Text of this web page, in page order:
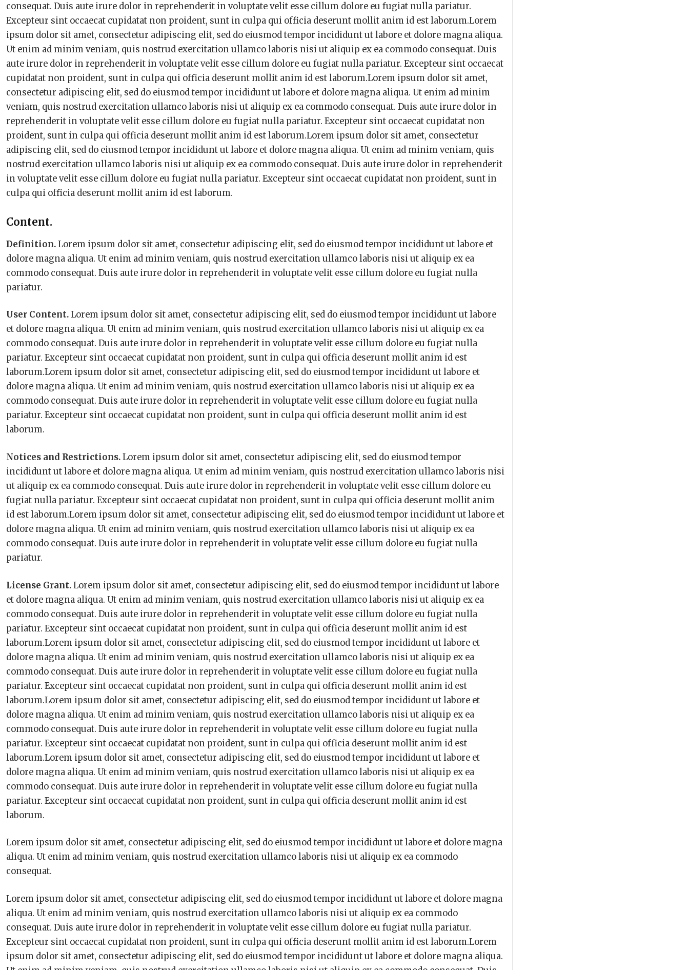
consequat. Duis aute irure dolor in reprehenderit in voluptate velit esse cillum dolore eu fugiat nulla pariatur.
Excepteur sint occaecat cupidatat non proident, sunt in culpa qui officia deserunt mollit anim id est laborum.Lorem
ipsum dolor sit amet, consectetur adipiscing elit, sed do eiusmod tempor incididunt ut labore et dolore magna aliqua.
Ut enim ad minim veniam, quis nostrud exercitation ullamco laboris nisi ut aliquip ex ea commodo consequat. Duis
aute irure dolor in reprehenderit in voluptate velit esse cillum dolore eu fugiat nulla pariatur. Excepteur sint occaecat
cupidatat non proident, sunt in culpa qui officia deserunt mollit anim id est laborum.Lorem ipsum dolor sit amet,
consectetur adipiscing elit, sed do eiusmod tempor incididunt ut labore et dolore magna aliqua. Ut enim ad minim
veniam, quis nostrud exercitation ullamco laboris nisi ut aliquip ex ea commodo consequat. Duis aute irure dolor in
reprehenderit in voluptate velit esse cillum dolore eu fugiat nulla pariatur. Excepteur sint occaecat cupidatat non
proident, sunt in culpa qui officia deserunt mollit anim id est laborum.Lorem ipsum dolor sit amet, consectetur
adipiscing elit, sed do eiusmod tempor incididunt ut labore et dolore magna aliqua. Ut enim ad minim veniam, quis
nostrud exercitation ullamco laboris nisi ut aliquip ex ea commodo consequat. Duis aute irure dolor in reprehenderit
in voluptate velit esse cillum dolore eu fugiat nulla pariatur. Excepteur sint occaecat cupidatat non proident, sunt in
culpa qui officia deserunt mollit anim id est laborum.
Content.
Definition.Lorem ipsum dolor sit amet, consectetur adipiscing elit, sed do eiusmod tempor incididunt ut labore et
dolore magna aliqua. Ut enim ad minim veniam, quis nostrud exercitation ullamco laboris nisi ut aliquip ex ea
commodo consequat. Duis aute irure dolor in reprehenderit in voluptate velit esse cillum dolore eu fugiat nulla
pariatur.
User Content.Lorem ipsum dolor sit amet, consectetur adipiscing elit, sed do eiusmod tempor incididunt ut labore
et dolore magna aliqua. Ut enim ad minim veniam, quis nostrud exercitation ullamco laboris nisi ut aliquip ex ea
commodo consequat. Duis aute irure dolor in reprehenderit in voluptate velit esse cillum dolore eu fugiat nulla
pariatur. Excepteur sint occaecat cupidatat non proident, sunt in culpa qui officia deserunt mollit anim id est
laborum.Lorem ipsum dolor sit amet, consectetur adipiscing elit, sed do eiusmod tempor incididunt ut labore et
dolore magna aliqua. Ut enim ad minim veniam, quis nostrud exercitation ullamco laboris nisi ut aliquip ex ea
commodo consequat. Duis aute irure dolor in reprehenderit in voluptate velit esse cillum dolore eu fugiat nulla
pariatur. Excepteur sint occaecat cupidatat non proident, sunt in culpa qui officia deserunt mollit anim id est
laborum.
Notices and Restrictions.Lorem ipsum dolor sit amet, consectetur adipiscing elit, sed do eiusmod tempor
incididunt ut labore et dolore magna aliqua. Ut enim ad minim veniam, quis nostrud exercitation ullamco laboris nisi
ut aliquip ex ea commodo consequat. Duis aute irure dolor in reprehenderit in voluptate velit esse cillum dolore eu
fugiat nulla pariatur. Excepteur sint occaecat cupidatat non proident, sunt in culpa qui officia deserunt mollit anim
id est laborum.Lorem ipsum dolor sit amet, consectetur adipiscing elit, sed do eiusmod tempor incididunt ut labore et
dolore magna aliqua. Ut enim ad minim veniam, quis nostrud exercitation ullamco laboris nisi ut aliquip ex ea
commodo consequat. Duis aute irure dolor in reprehenderit in voluptate velit esse cillum dolore eu fugiat nulla
pariatur.
License Grant.Lorem ipsum dolor sit amet, consectetur adipiscing elit, sed do eiusmod tempor incididunt ut labore
et dolore magna aliqua. Ut enim ad minim veniam, quis nostrud exercitation ullamco laboris nisi ut aliquip ex ea
commodo consequat. Duis aute irure dolor in reprehenderit in voluptate velit esse cillum dolore eu fugiat nulla
pariatur. Excepteur sint occaecat cupidatat non proident, sunt in culpa qui officia deserunt mollit anim id est
laborum.Lorem ipsum dolor sit amet, consectetur adipiscing elit, sed do eiusmod tempor incididunt ut labore et
dolore magna aliqua. Ut enim ad minim veniam, quis nostrud exercitation ullamco laboris nisi ut aliquip ex ea
commodo consequat. Duis aute irure dolor in reprehenderit in voluptate velit esse cillum dolore eu fugiat nulla
pariatur. Excepteur sint occaecat cupidatat non proident, sunt in culpa qui officia deserunt mollit anim id est
laborum.Lorem ipsum dolor sit amet, consectetur adipiscing elit, sed do eiusmod tempor incididunt ut labore et
dolore magna aliqua. Ut enim ad minim veniam, quis nostrud exercitation ullamco laboris nisi ut aliquip ex ea
commodo consequat. Duis aute irure dolor in reprehenderit in voluptate velit esse cillum dolore eu fugiat nulla
pariatur. Excepteur sint occaecat cupidatat non proident, sunt in culpa qui officia deserunt mollit anim id est
laborum.Lorem ipsum dolor sit amet, consectetur adipiscing elit, sed do eiusmod tempor incididunt ut labore et
dolore magna aliqua. Ut enim ad minim veniam, quis nostrud exercitation ullamco laboris nisi ut aliquip ex ea
commodo consequat. Duis aute irure dolor in reprehenderit in voluptate velit esse cillum dolore eu fugiat nulla
pariatur. Excepteur sint occaecat cupidatat non proident, sunt in culpa qui officia deserunt mollit anim id est
laborum.
Lorem ipsum dolor sit amet, consectetur adipiscing elit, sed do eiusmod tempor incididunt ut labore et dolore magna
aliqua. Ut enim ad minim veniam, quis nostrud exercitation ullamco laboris nisi ut aliquip ex ea commodo
consequat.
Lorem ipsum dolor sit amet, consectetur adipiscing elit, sed do eiusmod tempor incididunt ut labore et dolore magna
aliqua. Ut enim ad minim veniam, quis nostrud exercitation ullamco laboris nisi ut aliquip ex ea commodo
consequat. Duis aute irure dolor in reprehenderit in voluptate velit esse cillum dolore eu fugiat nulla pariatur.
Excepteur sint occaecat cupidatat non proident, sunt in culpa qui officia deserunt mollit anim id est laborum.Lorem
ipsum dolor sit amet, consectetur adipiscing elit, sed do eiusmod tempor incididunt ut labore et dolore magna aliqua.